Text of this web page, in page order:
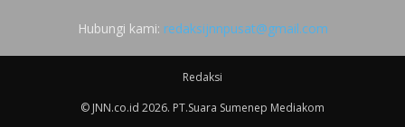
Hubungi kami: redaksijnnpusat@gmail.com
Redaksi
© JNN.co.id 2026. PT.Suara Sumenep Mediakom